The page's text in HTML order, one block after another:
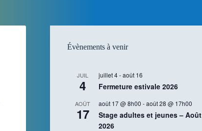
Évènements à venir
JUIL
4
juillet 4-août 16
Fermeture estivale 2026
AOÛT
17
août 17 @ 8h00 -août 28 @ 17h00
Stage adultes et jeunes – Août
2026